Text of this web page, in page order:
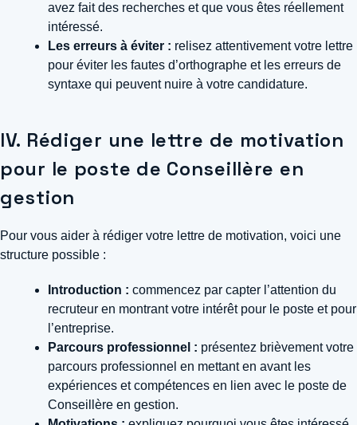
avez fait des recherches et que vous êtes réellement
intéressé.
Les erreurs à éviter : relisez attentivement votre lettre
pour éviter les fautes d’orthographe et les erreurs de
syntaxe qui peuvent nuire à votre candidature.
IV. Rédiger une lettre de motivation
pour le poste de Conseillère en
gestion
Pour vous aider à rédiger votre lettre de motivation, voici une
structure possible :
Introduction : commencez par capter l’attention du
recruteur en montrant votre intérêt pour le poste et pour
l’entreprise.
Parcours professionnel : présentez brièvement votre
parcours professionnel en mettant en avant les
expériences et compétences en lien avec le poste de
Conseillère en gestion.